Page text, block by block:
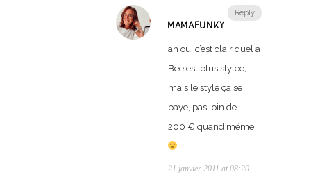
Reply
MAMAFUNKY
ah oui c’est clair quel a
Bee est plus stylée,
mais le style ça se
paye, pas loin de
200 € quand même
21 janvier 2011 at 08:20